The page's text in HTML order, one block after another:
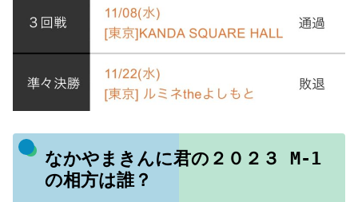
なかやまきんに君の２０２３ M-1
の相方は誰？